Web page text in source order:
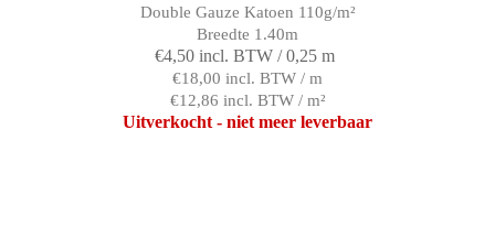
Double Gauze Katoen 110g/m²
Breedte 1.40m
€4,50 incl. BTW / 0,25 m
€18,00 incl. BTW / m
€12,86 incl. BTW / m²
Uitverkocht - niet meer leverbaar